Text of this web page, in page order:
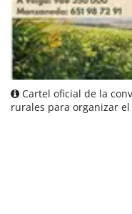
Cartel oficial de la
rurales para organizar